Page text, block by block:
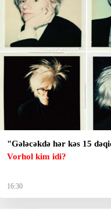
"Gələcəkdə hər kəs 15
Vorhol kim idi?
16:30